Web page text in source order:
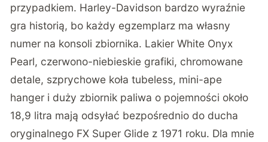
przypadkiem. Harley-Davidson bardzo wyraźnie
gra historią, bo każdy egzemplarz ma własny
numer na konsoli zbiornika. Lakier White Onyx
Pearl, czerwono-niebieskie grafiki, chromowane
detale, szprychowe koła tubeless, mini-ape
hanger i duży zbiornik paliwa o pojemności około
18,9 litra mają odsyłać bezpośrednio do ducha
oryginalnego FX Super Glide z 1971 roku. Dla mnie